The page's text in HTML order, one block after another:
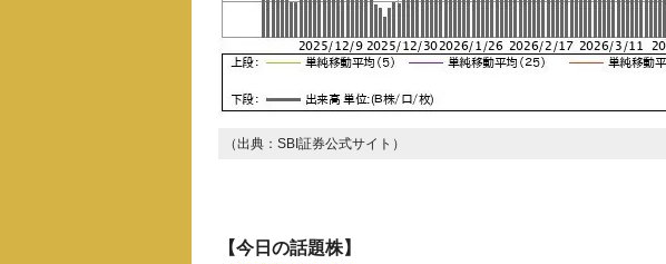
（出典：SBI証券公式サイト）
【今日の話題株】